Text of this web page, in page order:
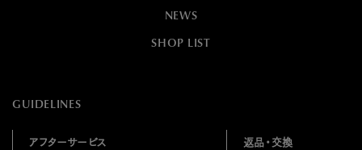
NEWS
SHOP LIST
GUIDELINES
アフターサービス
返品・交換